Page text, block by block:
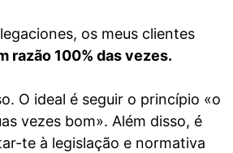
os meus clientes
razão 100% das vezes.
O ideal é seguir o princípio «o
vezes bom». Além disso, é
te à legislação e normativa